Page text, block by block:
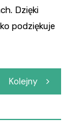
Dzięki
podziękuje
Kolejny